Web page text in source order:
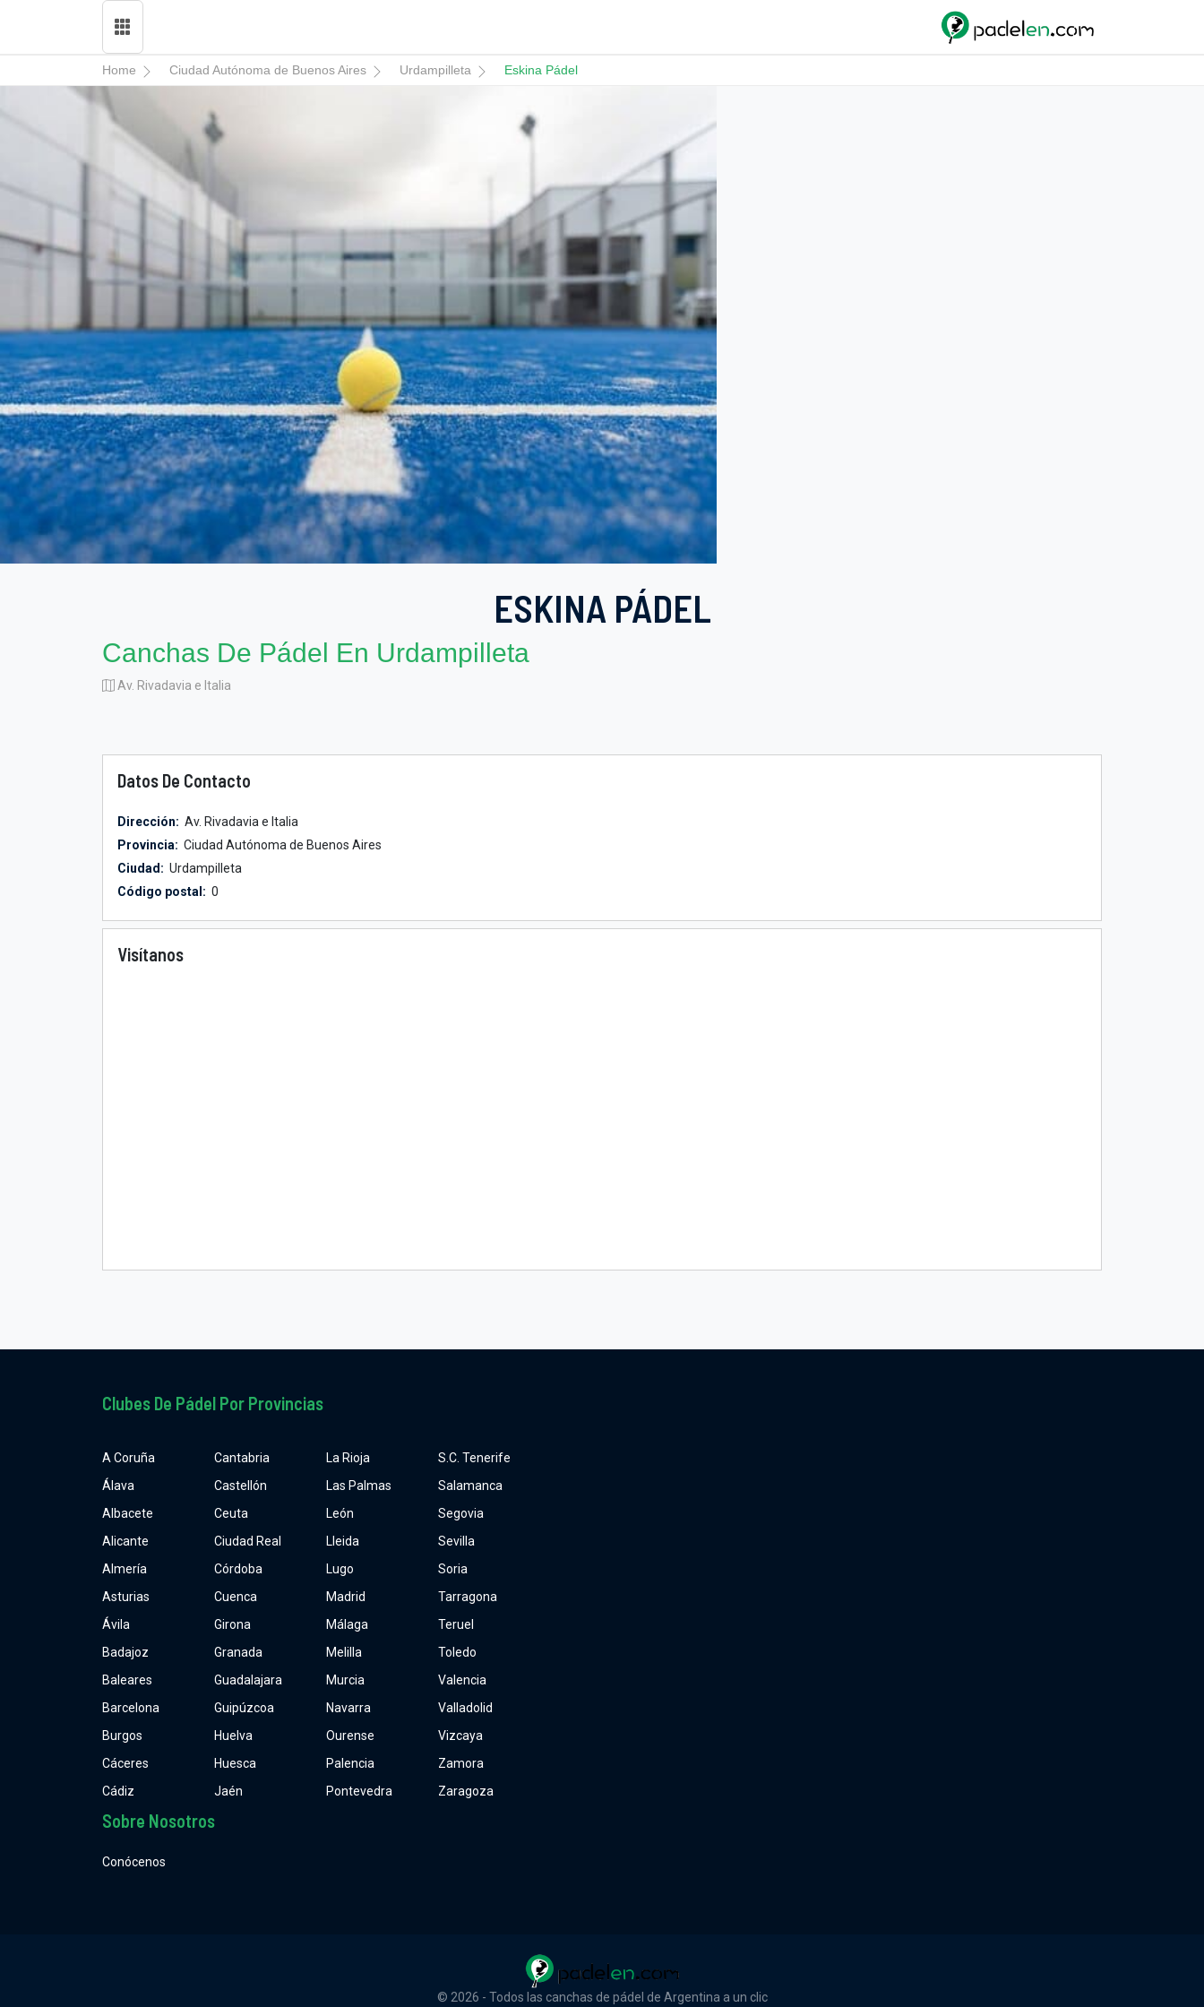
Home Ciudad Autónoma de Buenos Aires Urdampilleta Eskina Pádel
ESKINA PÁDEL
Canchas De Pádel En Urdampilleta
Av. Rivadavia e Italia
Datos De Contacto
Dirección: Av. Rivadavia e Italia
Provincia: Ciudad Autónoma de Buenos Aires
Ciudad: Urdampilleta
Código postal: 0
Visítanos
Clubes De Pádel Por Provincias
A Coruña
Álava
Albacete
Alicante
Almería
Asturias
Ávila
Badajoz
Baleares
Barcelona
Burgos
Cáceres
Cádiz
Cantabria
Castellón
Ceuta
Ciudad Real
Córdoba
Cuenca
Girona
Granada
Guadalajara
Guipúzcoa
Huelva
Huesca
Jaén
La Rioja
Las Palmas
León
Lleida
Lugo
Madrid
Málaga
Melilla
Murcia
Navarra
Ourense
Palencia
Pontevedra
S.C. Tenerife
Salamanca
Segovia
Sevilla
Soria
Tarragona
Teruel
Toledo
Valencia
Valladolid
Vizcaya
Zamora
Zaragoza
Sobre Nosotros
Conócenos
© 2026 - Todos las canchas de pádel de Argentina a un clic